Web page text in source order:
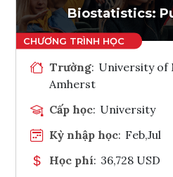
Biostatistics:
Trường: University of
Amherst
Cấp học: University
Kỳ nhập học: Feb,Jul
Học phí: 36,728 USD